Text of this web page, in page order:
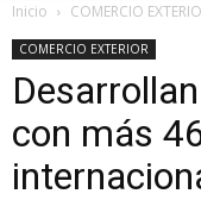
Inicio COMERCIO
COMERCIO EXTERIOR
con más